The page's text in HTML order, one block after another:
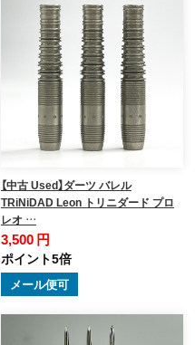
【中古 Used】ダーツ バレル
TRiNiDAD Leon トリニダード プロ
レオ …
3,500 円
ポイント5倍
メール便可